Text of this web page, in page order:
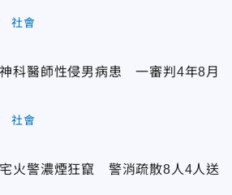
社會
科醫師性侵男病患 一審判4年8月
社會
火警濃煙狂竄 警消疏散8人4人送